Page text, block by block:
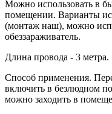
Можно использовать в
помещении. Варианты
(монтаж наш), можно
обеззараживатель.
Длина провода - 3 метра.
Способ применения.
включить в безлюдном
можно заходить в